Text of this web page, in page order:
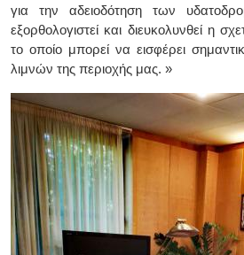
για την αδειοδότηση των
εξορθολογιστεί και διευκολυνθεί η
το οποίο μπορεί να εισφέρει
λιμνών της περιοχής μας. »